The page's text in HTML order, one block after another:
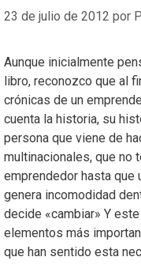
23 de julio de 2012 por
Aunque inicialmente
libro, reconozco que al
crónicas de un
cuenta la historia, su
persona que viene de
multinacionales, que no
emprendedor hasta que
genera incomodidad
decide «cambiar» Y
elementos más
que han sentido esta